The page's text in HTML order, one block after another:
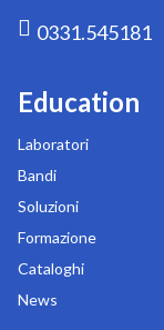
0331.545181
Education
Laboratori
Bandi
Soluzioni
Formazione
Cataloghi
News